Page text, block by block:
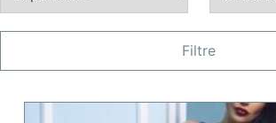
Filtre